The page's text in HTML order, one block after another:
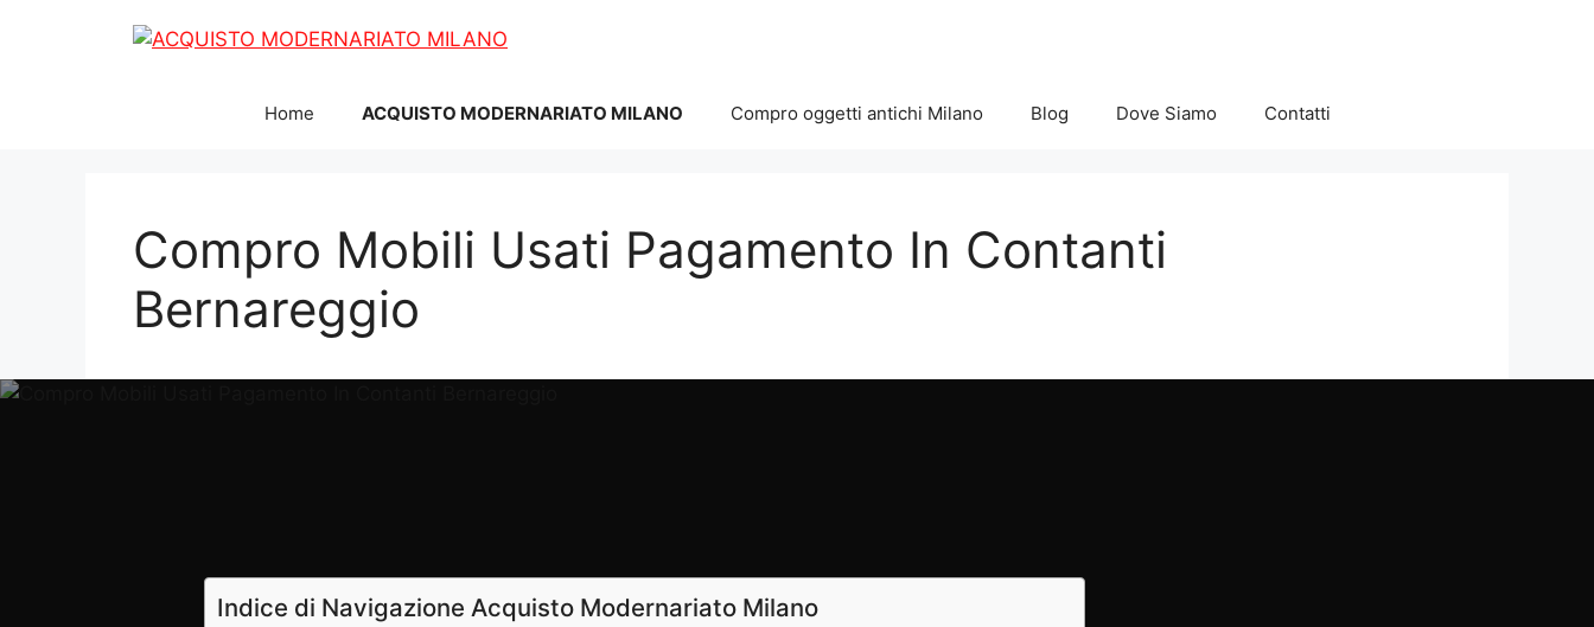
Home ACQUISTO MODERNARIATO MILANO Compro oggetti antichi Milano Blog Dove Siamo Contatti
Compro Mobili Usati Pagamento In Contanti
Bernareggio
Indice di Navigazione Acquisto Modernariato Milano